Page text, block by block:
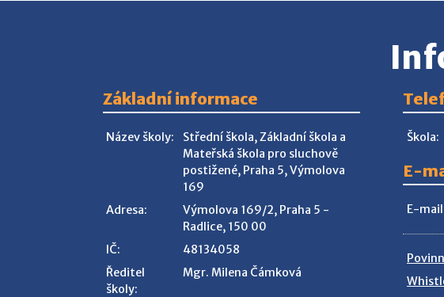
Základní informace
Název školy:
Střední škola, Základní škola a
Mateřská škola pro sluchově
postižené, Praha 5, Výmolova
169
Adresa:
Výmolova 169/2, Praha 5 -
Radlice, 150 00
IČ:
48134058
Ředitel
školy:
Mgr. Milena Čámková
Škola:
E-
E-